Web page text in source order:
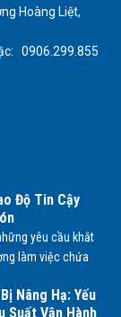
Hoàng Liệt,
0906.299.855
Độ Tin Cậy
yêu cầu khắt
làm việc chứa
ảnh hưởng trực
Nâng Hạ: Yếu
Suất Vận Hành